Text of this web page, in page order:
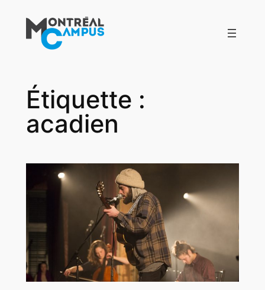
contenu
Étiquette :
acadien